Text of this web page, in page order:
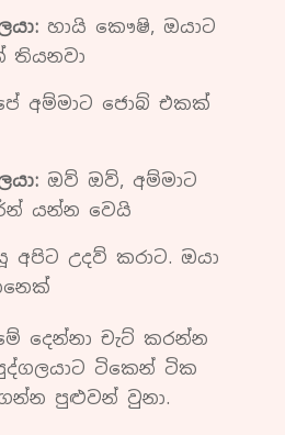
හායි කෞෂි, ඔයාට
තියනවා
අම්මාට ජොබ් එකක්
ඔව් ඔව්, අම්මාට
යන්න වෙයි
අපිට උදව් කරාට. ඔයා
දෙන්නා චැට් කරන්න
ටිකෙන් ටික
පුළුවන් වුනා.